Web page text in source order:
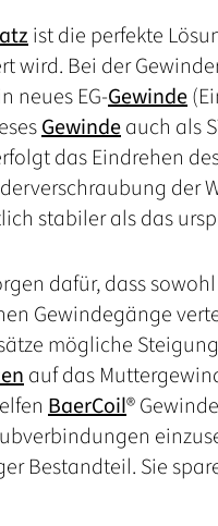
ist die perfekte
wird. Bei der
neues EG-Gewinde
Gewindeauch als
das Eindrehen
der
stabiler als das
dafür, dass
Gewindegänge
mögliche
auf das
BaerCoil®
Bestandteil. Sie